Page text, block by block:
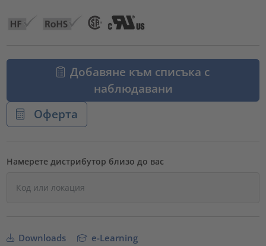
Добавяне към списъка с
наблюдавани
Оферта
Намерете дистрибутор близо до вас
Downloads e-Learning